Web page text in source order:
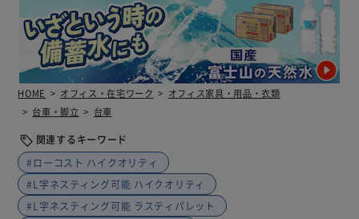
HOME オフィス・在宅ワーク
オフィス家具・用品・衣類
台車・脚立
台車
関連するキーワード
#ローコスト ハイクオリティ
#L字ネスティング可能 ハイクオリティ
#L字ネスティング可能 ラスティパレット